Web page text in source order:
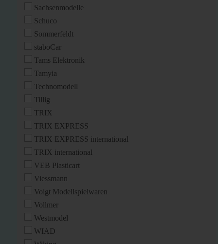
Sachsenmodelle
Schuco
Sommerfeldt
staboCar
Tams Elektronik
Tamyia
Technomodell
Tillig
TRIX
TRIX EXPRESS
TRIX EXPRESS international
TRIX international
VEB Plasticart
Viessmann
Voigt Modellspielwaren
Vollmer
Westmodel
WIAD